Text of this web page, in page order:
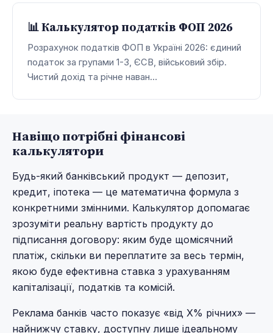
📊 Калькулятор податків ФОП 2026
Розрахунок податків ФОП в Україні 2026: єдиний
податок за групами 1-3, ЄСВ, військовий збір.
Чистий дохід та річне наван…
Навіщо потрібні фінансові
калькулятори
Будь-який банківський продукт — депозит,
кредит, іпотека — це математична формула з
конкретними змінними. Калькулятор допомагає
зрозуміти реальну вартість продукту до
підписання договору: яким буде щомісячний
платіж, скільки ви переплатите за весь термін,
якою буде ефективна ставка з урахуванням
капіталізації, податків та комісій.
Реклама банків часто показує «від X% річних» —
найнижчу ставку, доступну лише ідеальному